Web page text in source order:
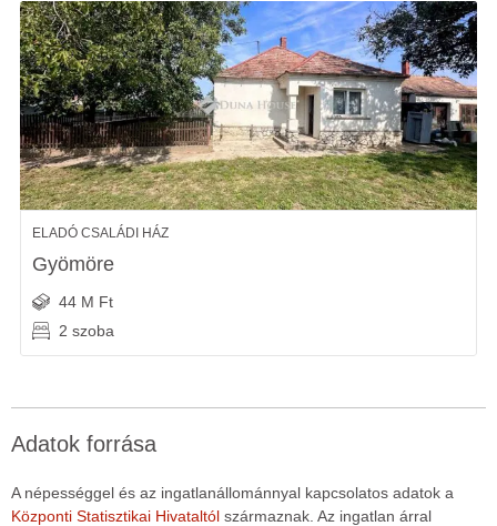
ELADÓ CSALÁDI HÁZ
Gyömöre
44 M Ft
2 szoba
Adatok forrása
A népességgel és az ingatlanállománnyal kapcsolatos adatok a
Központi Statisztikai Hivataltól származnak. Az ingatlan árral